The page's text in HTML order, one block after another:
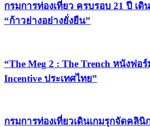
กรมการท่องเที่ยว ครบรอบ 21 ปี เ
“ก้าวย่างอย่างยั่งยืน”
“The Meg 2 : The Trench หนังฟอ
Incentive ประเทศไทย”
กรมการท่องเที่ยวเดินเกมรุกจัดคลินิ